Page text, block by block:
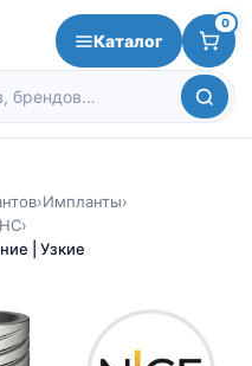
Каталог
0
›Импланты›
›
| Узкие